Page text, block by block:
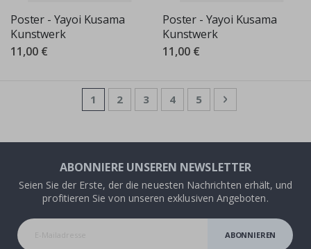
Poster - Yayoi Kusama
Kunstwerk
11,00 €
Poster - Yayoi Kusama
Kunstwerk
11,00 €
Seite
Sie lesen gerade die Seite
1 Seite
2 Seite
3 Seite
4 Seite
5 Seite
Weiter
ABONNIERE UNSEREN NEWSLETTER
Seien Sie der Erste, der die neuesten Nachrichten erhält, und
profitieren Sie von unseren exklusiven Angeboten.
ABONNIEREN